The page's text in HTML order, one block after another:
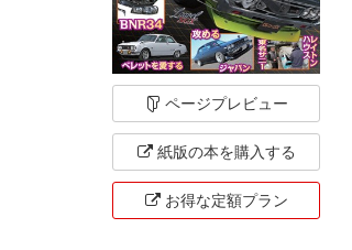
ページプレビュー
紙版の本を購入する
お得な定額プラン